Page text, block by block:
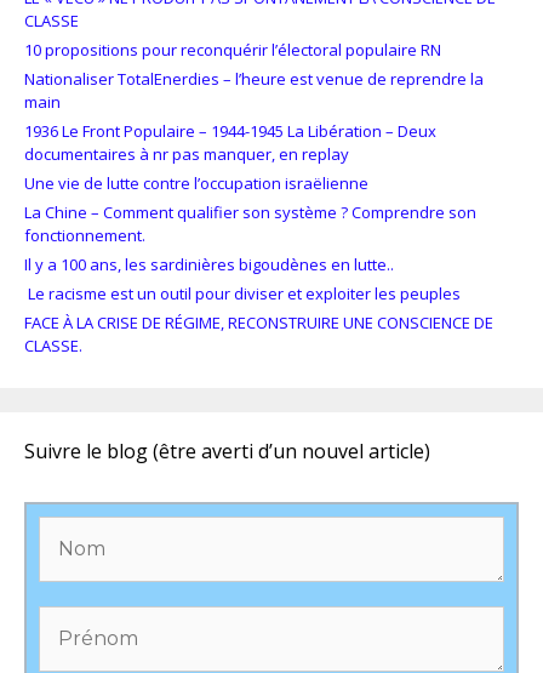
CLASSE
10 propositions pour reconquérir l’électoral populaire RN
Nationaliser TotalEnerdies – l’heure est venue de reprendre la
main
1936 Le Front Populaire – 1944-1945 La Libération – Deux
documentaires à nr pas manquer, en replay
Une vie de lutte contre l’occupation israëlienne
La Chine – Comment qualifier son système ? Comprendre son
fonctionnement.
Il y a 100 ans, les sardinières bigoudènes en lutte..
Le racisme est un outil pour diviser et exploiter les peuples
FACE À LA CRISE DE RÉGIME, RECONSTRUIRE UNE CONSCIENCE DE
CLASSE.
Suivre le blog (être averti d’un nouvel article)